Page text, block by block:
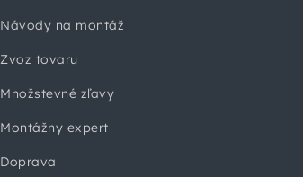
Návody na montáž
Zvoz tovaru
Množstevné zľavy
Montážny expert
Doprava